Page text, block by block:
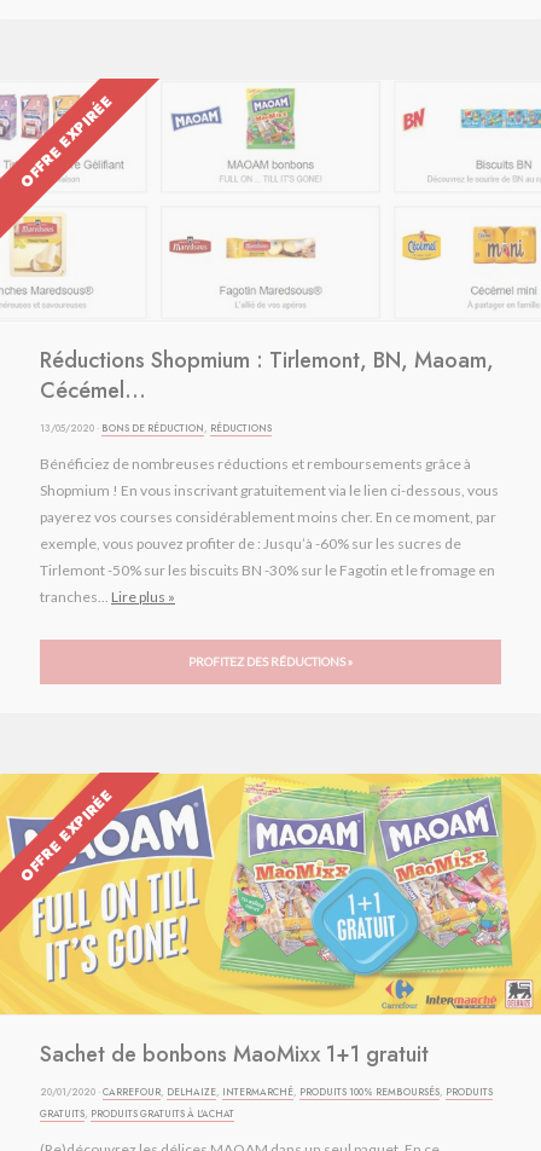
OFFRE EXPIRÉE
Réductions Shopmium : Tirlemont, BN, Maoam,
Cécémel...
13/05/2020 · BONS DE RÉDUCTION, RÉDUCTIONS
Bénéficiez de nombreuses réductions et remboursements grâce à
Shopmium ! En vous inscrivant gratuitement via le lien ci-dessous, vous
payerez vos courses considérablement moins cher. En ce moment, par
exemple, vous pouvez profiter de : Jusqu’à -60% sur les sucres de
Tirlemont -50% sur les biscuits BN -30% sur le Fagotin et le fromage en
tranches... Lire plus »
PROFITEZ DES RÉDUCTIONS »
OFFRE EXPIRÉE
Sachet de bonbons MaoMixx 1+1 gratuit
20/01/2020 ·CARREFOUR, DELHAIZE, INTERMARCHÉ, PRODUITS 100% REMBOURSÉS, PRODUITS
GRATUITS, PRODUITS GRATUITS À L'ACHAT